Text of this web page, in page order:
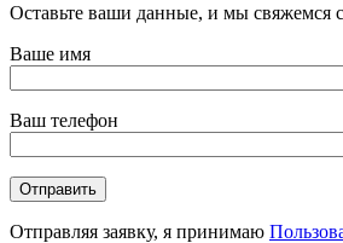
Оставьте ваши данные, и мы свяжемся
Ваше имя
Ваш телефон
Отправляя заявку, я принимаю